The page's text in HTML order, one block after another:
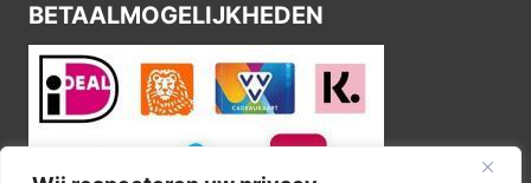
BETAALMOGELIJKHEDEN